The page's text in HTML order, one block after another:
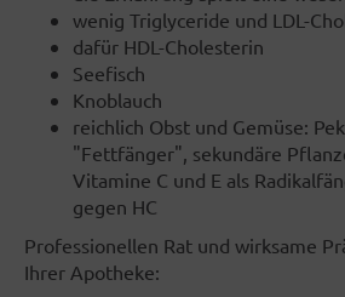
wenig Triglyceride und LDL-
dafür HDL-Cholesterin
Seefisch
Knoblauch
reichlich Obst und Gemüse:
"Fettfänger", sekundäre
Vitamine C und E als
gegen HC
Professionellen Rat und wirksame
Ihrer Apotheke: